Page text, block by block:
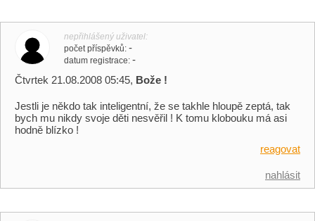
nepřihlášený uživatel
počet příspěvků -
datum registrace -
Čtvrtek 21.08.2008 05:45, Bože !
Jestli je někdo tak inteligentní, že se takhle hloupě zeptá, tak
bych mu nikdy svoje děti nesvěřil ! K tomu klobouku má asi
hodně blízko !
reagovat
nahlásit